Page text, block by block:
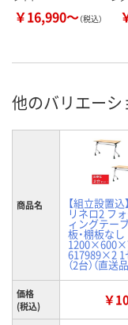
￥16,990～（税込）
他のバリエーシ
商品名 【組立設置込
リネロ2 フ
ィングテー
板・棚板なし
617989×2 1
（2台）（直送品
価格
(税込)
￥